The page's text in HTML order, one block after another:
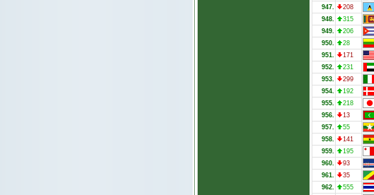
947.
208
948.
315
949.
206
950.
28
951.
171
952.
231
953.
299
954.
192
955.
218
956.
13
957.
55
958.
141
959.
195
960.
93
961.
35
962.
555